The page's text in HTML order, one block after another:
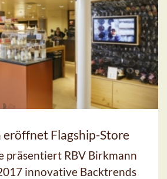
eröffnet Flagship-Store
präsentiert RBV Birkmann
innovative Backtrends